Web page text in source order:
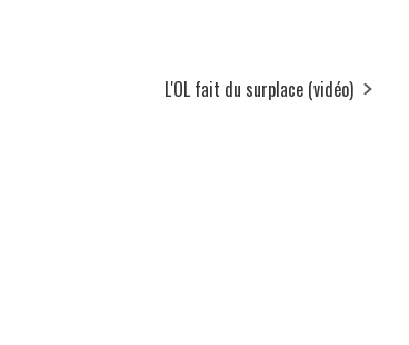
L'OL fait du surplace (vidéo)